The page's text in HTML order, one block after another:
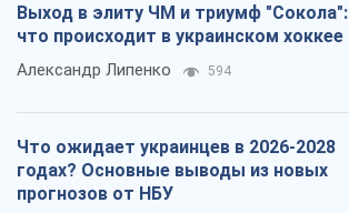
Выход в элиту ЧМ и триумф "Сокола":
что происходит в украинском хоккее
Александр Липенко 594
Что ожидает украинцев в 2026-2028
годах? Основные выводы из новых
прогнозов от НБУ